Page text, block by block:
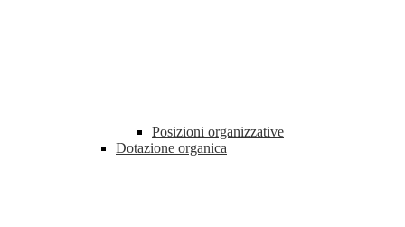
Posizioni organizzative
Dotazione organica